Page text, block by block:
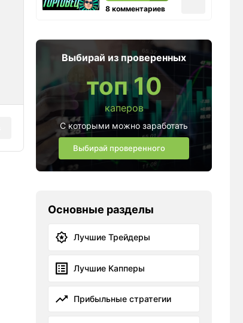
8 комментариев
Выбирай из проверенных
топ 10
каперов
С которыми можно заработать
Выбирай проверенного
Основные разделы
Лучшие Трейдеры
Лучшие Капперы
Прибыльные стратегии